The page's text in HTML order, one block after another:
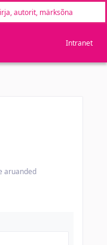
Intranet
aruanded